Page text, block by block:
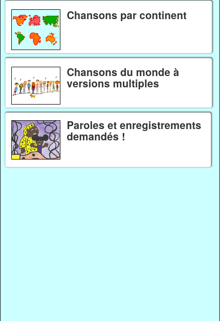
Chansons par continent
Chansons du monde à
versions multiples
Paroles et enregistrements
demandés !